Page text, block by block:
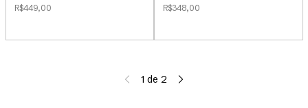
R$449,00
R$348,00
1 de 2